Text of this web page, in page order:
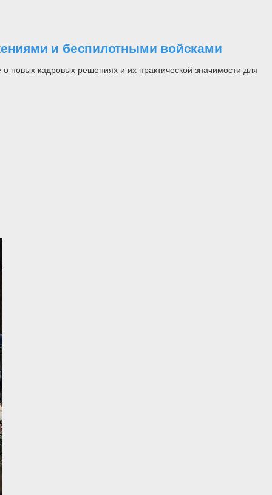
и беспилотными войсками
новых кадровых решениях и их практической значимости для